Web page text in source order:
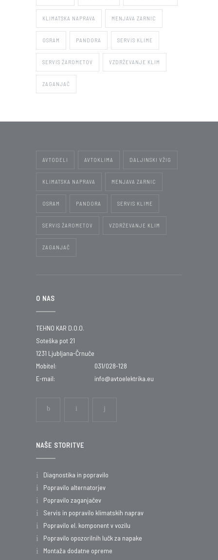
KLIMATSKA NAPRAVA MENJAVA ZARNIC
OSRAM PANDORA SERVIS KLIME
SERVIS ŽAROMETOV VZDRŽEVANJE KLIM
ZAGANJAČ
AVTODELI AVTOKLIMA DALJINSKI VŽIG
KLIMATSKA NAPRAVA MENJAVA ZARNIC
OSRAM PANDORA SERVIS KLIME
SERVIS ŽAROMETOV VZDRŽEVANJE KLIM
ZAGANJAČ
O NAS
TEHNO KAR D.O.O.
Soteška pot 21
1231 Ljubljana-Črnuče
Mobitel:
031/028-128
E-mail:
info@avtoelektrika.eu
NAŠE STORITVE
Diagnostika in popravilo
Popravilo alternatorjev
Popravilo zaganjačev
Servis in popravilo klimatskih naprav
Popravilo el. komponent v vozilu
Popravilo opozorilnih lučk za napake
Montaža dodatne opreme